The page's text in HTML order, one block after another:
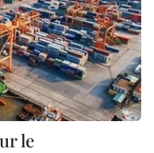
le